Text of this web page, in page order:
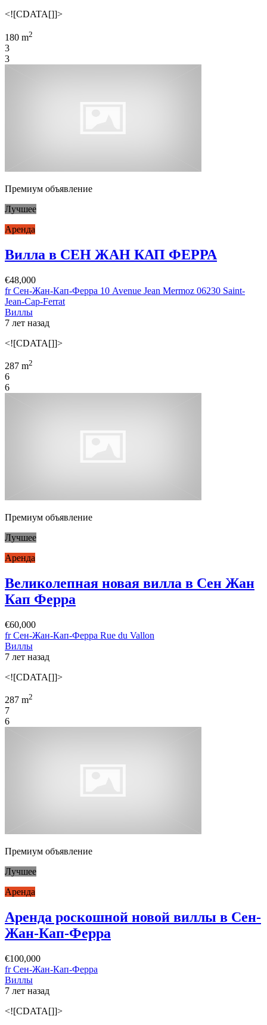
<![CDATA[]]>
180 m2
3
3
Премиум объявление
Лучшее
Аренда
Вилла в СЕН ЖАН КАП ФЕРРА
€48,000
fr Сен-Жан-Кап-Ферра 10 Avenue Jean Mermoz 06230 Saint-
Jean-Cap-Ferrat
Виллы
7 лет назад
<![CDATA[]]>
287 m2
6
6
Премиум объявление
Лучшее
Аренда
Великолепная новая вилла в Сен Жан
Кап Ферра
€60,000
fr Сен-Жан-Кап-Ферра Rue du Vallon
Виллы
7 лет назад
<![CDATA[]]>
287 m2
7
6
Премиум объявление
Лучшее
Аренда
Аренда роскошной новой виллы в Сен-
Жан-Кап-Ферра
€100,000
fr Сен-Жан-Кап-Ферра
Виллы
7 лет назад
<![CDATA[]]>